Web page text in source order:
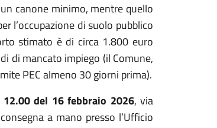
canone minimo, mentre quello
l’occupazione di suolo pubblico
stimato è di circa 1.800 euro
di mancato impiego (il Comune,
PEC almeno 30 giorni prima).
del 16 febbraio 2026, via
a mano presso l’Ufficio